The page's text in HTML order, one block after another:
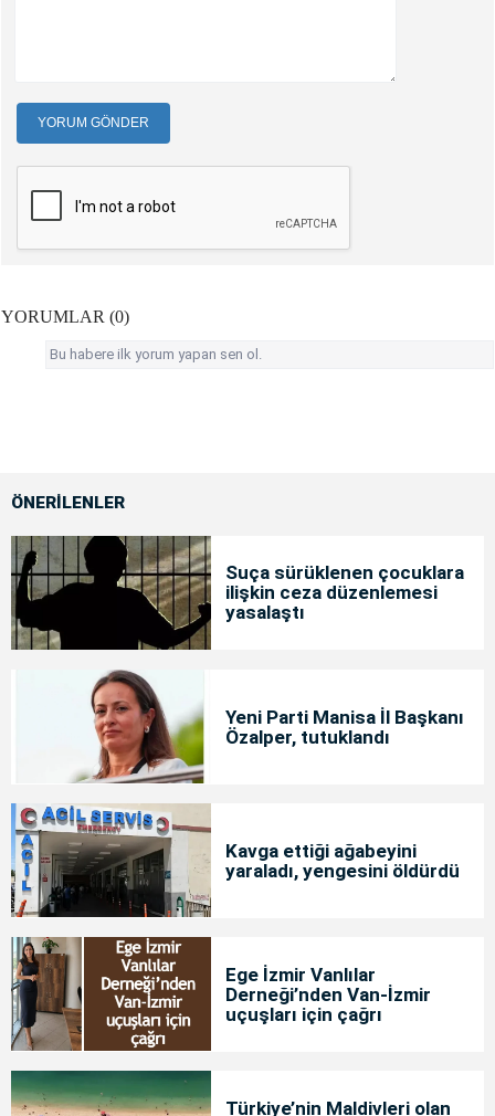
YORUM GÖNDER
YORUMLAR (0)
Bu habere ilk yorum yapan sen ol.
ÖNERİLENLER
Suça sürüklenen çocuklara
ilişkin ceza düzenlemesi
yasalaştı
Yeni Parti Manisa İl Başkanı
Özalper, tutuklandı
Kavga ettiği ağabeyini
yaraladı, yengesini öldürdü
Ege İzmir Vanlılar
Derneği’nden Van-İzmir
uçuşları için çağrı
Türkiye’nin Maldivleri olan